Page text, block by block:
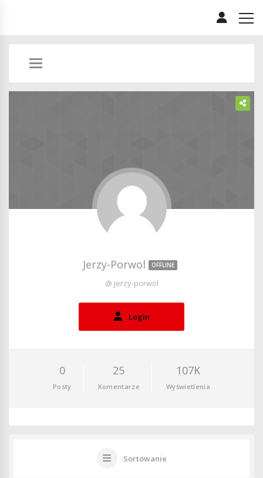
Jerzy-Porwol OFFLINE
@ jerzy-porwol
Login
0
Posty
25
Komentarze
107K
Wyświetlenia
Sortowanie